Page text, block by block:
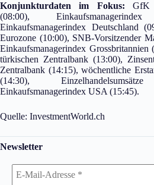
Konjunkturdaten im Fokus: GfK
(08:00),
Einkaufsmanagerindex Deutschland
Eurozone (10:00), SNB-Vorsitzender
Einkaufsmanagerindex Grossbritannien
türkischen Zentralbank (13:00),
Zentralbank (14:15), wöchentliche
(14:30),
Einkaufsmanagerindex USA (15:45).
Quelle: InvestmentWorld.ch
Newsletter